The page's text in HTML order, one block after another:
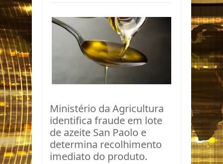
Ministério da Agricultura
identifica fraude em lote
de azeite San Paolo e
determina recolhimento
imediato do produto.